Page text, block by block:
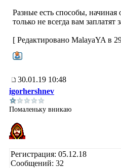
Разные есть способы,
только не всегда вам заплатят
[ Редактировано MalayaYA в
30.01.19 10:48
igorhershnev
Помаленьку вникаю
Регистрация: 05.12.18
Сообщений: 32